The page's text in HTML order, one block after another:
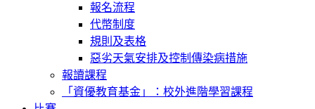
報名流程
代幣制度
規則及表格
惡劣天氣安排及控制傳染病措施
報讀課程
「資優教育基金」：校外進階學習課程